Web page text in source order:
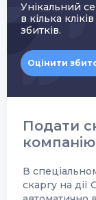
Унікальний
в кілька
збитків.
Оцінити
Подати
компанію
В
скаргу на дії